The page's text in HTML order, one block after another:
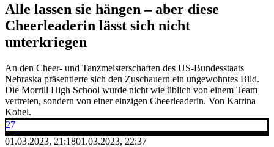
Alle lassen sie hängen – aber diese
Cheerleaderin lässt sich nicht
unterkriegen
An den Cheer- und Tanzmeisterschaften des US-Bundesstaats
Nebraska präsentierte sich den Zuschauern ein ungewohntes Bild.
Die Morrill High School wurde nicht wie üblich von einem Team
vertreten, sondern von einer einzigen Cheerleaderin. Von Katrina
Kohel.
27
01.03.2023, 21:1801.03.2023, 22:37